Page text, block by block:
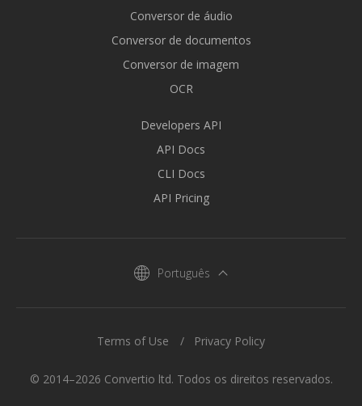
Conversor de áudio
Conversor de documentos
Conversor de imagem
OCR
Developers API
API Docs
CLI Docs
API Pricing
Português
© 2014–2026 Convertio ltd. Todos os direitos reservados.
Terms of Use Privacy Policy